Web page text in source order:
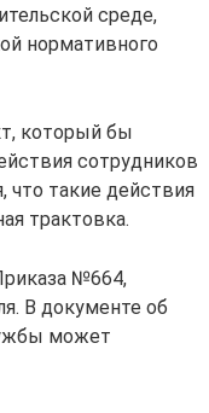
среде,
нормативного
который бы
сотрудников
что такие действия
трактовка.
№664,
В документе об
может